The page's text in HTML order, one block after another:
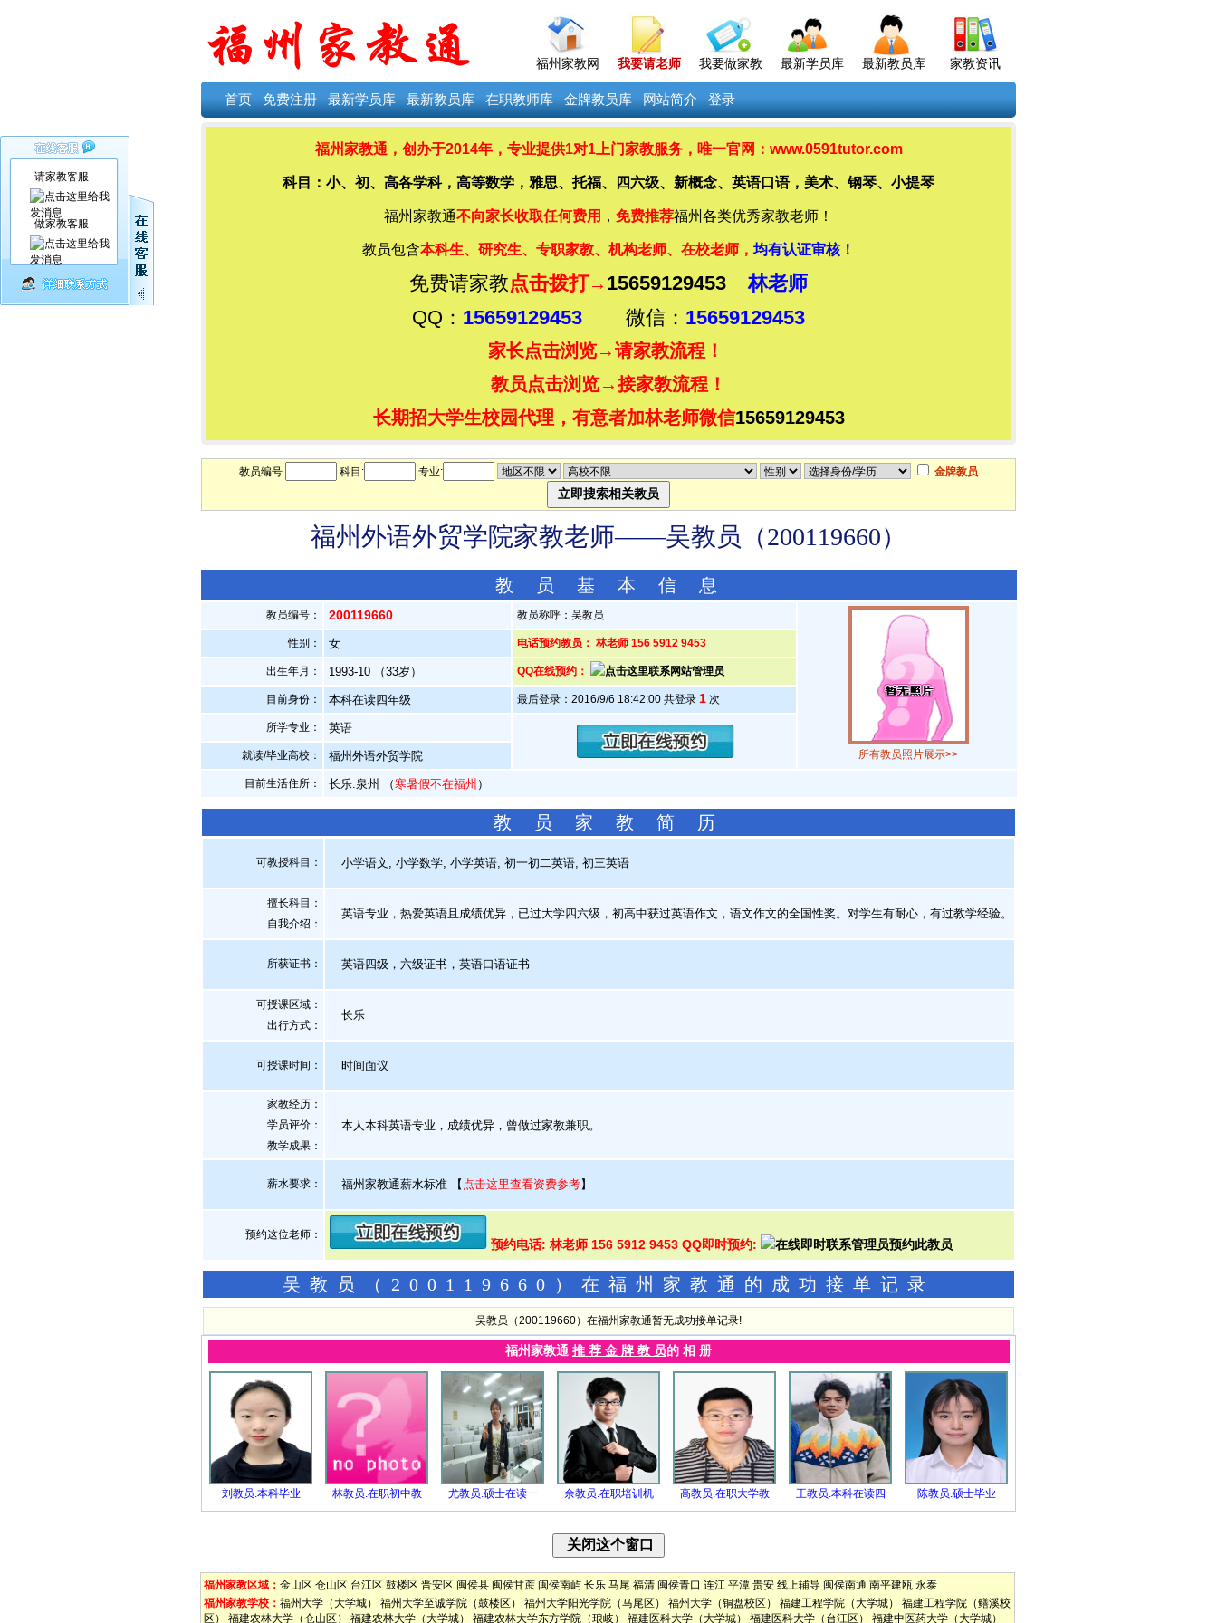
福州家教网 我要请老师 我要做家教 最新学员库 最新教员库 家教资讯
首页 免费注册 最新学员库 最新教员库 在职教师库 金牌教员库 网站简介 登录
福州家教通，创办于2014年， 专业提供1对1上门家教服务，唯一官网：www.0591tutor.com
科目：小、初、高各学科，高等数学，雅思、托福、四六级、新概念、英语口语，美术、钢琴、小提琴
福州家教通不向家长收取任何费用 ， 免费推荐福州各类优秀家教老师！
教员包含本科生、研究生、专职家教、机构老师、在校老师， 均有认证审核！
免费请家教点击拨打→ 15659129453
林老师
QQ： 15659129453 微信： 15659129453
家长点击浏览→请家教流程！
教员点击浏览→接家教流程！
长期招大学生校园代理，有意者加林老师微信15659129453
教员编号 科目: 专业: 金牌教员
福州外语外贸学院家教老师——吴教员（200119660）
教 员 基 本 信 息
教员编号： 200119660 教员称呼：吴教员
所有教员照片展示>>
性别： 女 电话预约教员： 林老师 156 5912 9453
出生年月： 1993-10 （33岁） QQ在线预约：
目前身份： 本科在读四年级 最后登录：2016/9/6 18:42:00 共登录 1次
所学专业： 英语
就读/毕业高校： 福州外语外贸学院
目前生活住所： 长乐.泉州 （寒暑假不在福州 ）
教 员 家 教 简 历
可教授科目： 小学语文, 小学数学, 小学英语, 初一初二英语, 初三英语
擅长科目：
自我介绍 ：
英语专业，热爱英语且成绩优异，已过大学四六级，初高中获过英语作文，语文作文的全国性奖。对学生有耐心，有过教学经验。
所获证书 ： 英语四级，六级证书，英语口语证书
可授课区域：
出行方式：
长乐
可授课时间： 时间面议
家教经历：
学员评价：
教学成果：
本人本科英语专业，成绩优异，曾做过家教兼职。
薪水要求： 福州家教通薪水标准 【 点击这里查看资费参考】
预约这位老师：
预约电话: 林老师 156 5912 9453 QQ即时预约:
吴教员（200119660）在福州家教通的成功接单记录
吴教员（200119660）在福州家教通暂无成功接单记录!
福州家教通 推 荐 金 牌 教 员的 相 册
刘教员.本科毕业 林教员.在职初中教 尤教员.硕士在读一 余教员.在职培训机 高教员.在职大学教 王教员.本科在读四 陈教员.硕士毕业
福州家教区域： 金山区 仓山区 台江区 鼓楼区 晋安区 闽侯县 闽侯甘蔗 闽侯南屿 长乐 马尾 福清 闽侯青口 连江 平潭 贵安 线上辅导 闽侯南通 南平建瓯 永泰
福州家教学校： 福州大学（大学城） 福州大学至诚学院（鼓楼区） 福州大学阳光学院（马尾区） 福州大学（铜盘校区） 福建工程学院（大学城）
福建工程学院（鳝溪校
区）
福建农林大学（仓山区） 福建农林大学（大学城） 福建农林大学东方学院（琅岐） 福建医科大学（大学城） 福建医科大学（台江区） 福建中医药大学（大学城）
请家教客服
做家教客服